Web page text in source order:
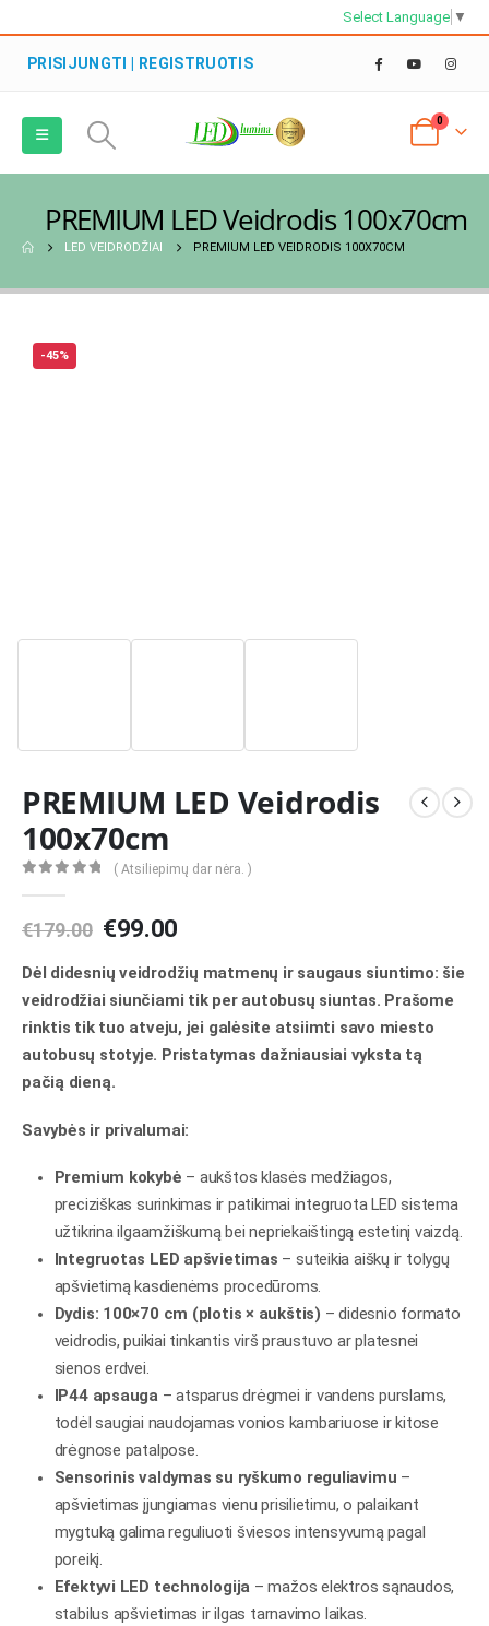
Select Language ▼
PRISIJUNGTI | REGISTRUOTIS
0
PREMIUM LED Veidrodis 100x70cm
LED VEIDRODŽIAI PREMIUM LED VEIDRODIS 100X70CM
-45%
PREMIUM LED Veidrodis
100x70cm
( Atsiliepimų dar nėra. )
€179.00 Original
was:
€179.00.
€99.00Current
is:
€99.00.
Dėl didesnių veidrodžių matmenų ir saugaus siuntimo: šie
veidrodžiai siunčiami tik per autobusų siuntas. Prašome
rinktis tik tuo atveju, jei galėsite atsiimti savo miesto
autobusų stotyje. Pristatymas dažniausiai vyksta tą
pačią dieną.
Savybės ir privalumai:
Premium kokybė – aukštos klasės medžiagos,
preciziškas surinkimas ir patikimai integruota LED sistema
užtikrina ilgaamžiškumą bei nepriekaištingą estetinį vaizdą.
Integruotas LED apšvietimas – suteikia aiškų ir tolygų
apšvietimą kasdienėms procedūroms.
Dydis: 100×70 cm (plotis × aukštis) – didesnio formato
veidrodis, puikiai tinkantis virš praustuvo ar platesnei
sienos erdvei.
IP44 apsauga – atsparus drėgmei ir vandens purslams,
todėl saugiai naudojamas vonios kambariuose ir kitose
drėgnose patalpose.
Sensorinis valdymas su ryškumo reguliavimu –
apšvietimas įjungiamas vienu prisilietimu, o palaikant
mygtuką galima reguliuoti šviesos intensyvumą pagal
poreikį.
Efektyvi LED technologija – mažos elektros sąnaudos,
stabilus apšvietimas ir ilgas tarnavimo laikas.